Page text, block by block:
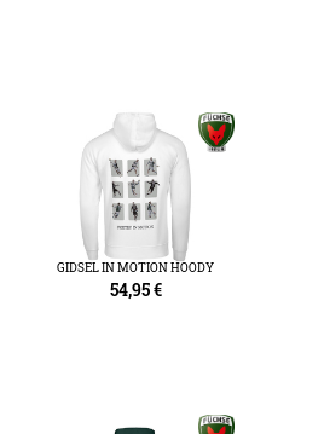
GIDSEL IN MOTION HOODY
54,95€